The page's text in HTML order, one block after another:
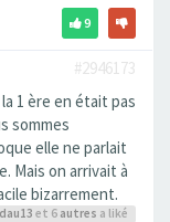
9
#2946173
1 ère en était pas
sommes
elle ne parlait
Mais on arrivait à
bizarrement.
et 6 autres a liké